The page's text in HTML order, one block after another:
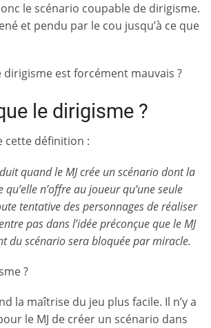
le scénario coupable de dirigisme.
et pendu par le cou jusqu’à ce que
dirigisme est forcément mauvais ?
le dirigisme ?
cette définition :
quand le MJ crée un scénario dont la
n’offre au joueur qu’une seule
tentative des personnages de réaliser
pas dans l’idée préconçue que le MJ
du scénario sera bloquée par miracle.
?
la maîtrise du jeu plus facile. Il n’y a
le MJ de créer un scénario dans